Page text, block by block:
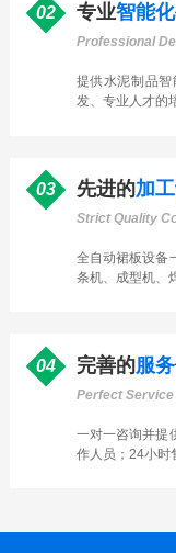
02 专业智能化
Professional
提供水泥制品
发、专业人才的
03 先进的加
Strict Quality
全自动裙板设备
条机、成型机、
04 完善的服务
Perfect
一对一咨询并提
作人员；24小时